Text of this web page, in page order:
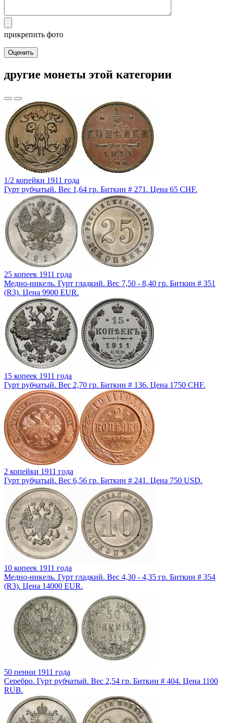
прикрепить фото
Оценить
другие монеты этой категории
1/2 копейки 1911 года
Гурт рубчатый. Вес 1,64 гр. Биткин # 271. Цена 65 CHF.
25 копеек 1911 года
Медно-никель. Гурт гладкий. Вес 7,50 - 8,40 гр. Биткин # 351
(R3). Цена 9900 EUR.
15 копеек 1911 года
Гурт рубчатый. Вес 2,70 гр. Биткин # 136. Цена 1750 CHF.
2 копейки 1911 года
Гурт рубчатый. Вес 6,56 гр. Биткин # 241. Цена 750 USD.
10 копеек 1911 года
Медно-никель. Гурт гладкий. Вес 4,30 - 4,35 гр. Биткин # 354
(R3). Цена 14000 EUR.
50 пенни 1911 года
Серебро. Гурт рубчатый. Вес 2,54 гр. Биткин # 404. Цена 1100
RUB.